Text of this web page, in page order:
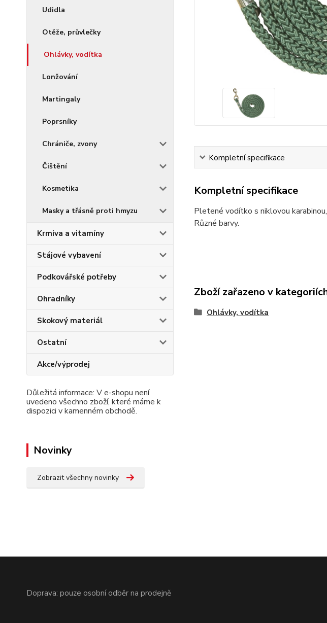
Udidla
Otěže, průvlečky
Ohlávky, vodítka
Lonžování
Martingaly
Poprsníky
Chrániče, zvony
Čištění
Kosmetika
Masky a třásně proti hmyzu
Krmiva a vitamíny
Stájové vybavení
Podkovářské potřeby
Ohradníky
Skokový materiál
Ostatní
Akce/výprodej
Důležitá informace: V e-shopu není
uvedeno všechno zboží, které máme k
dispozici v kamenném obchodě.
Novinky
Zobrazit všechny novinky
Kompletní specifikace
Kompletní specifikace
Pletené vodítko s niklovou
Různé barvy.
Zboží zařazeno v
Ohlávky, vodítka
Doprava: pouze osobní odběr na prodejně